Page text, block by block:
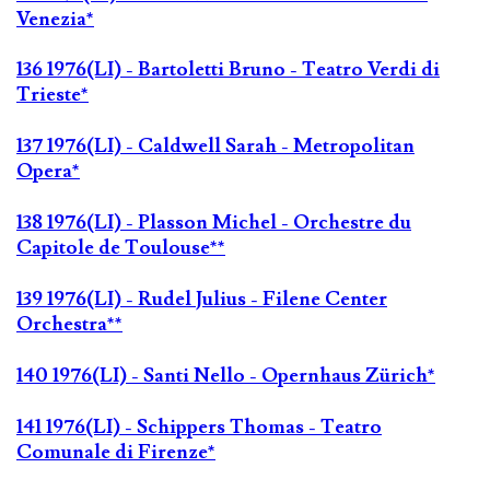
Venezia*
136 1976(LI) - Bartoletti Bruno - Teatro Verdi di
Trieste*
137 1976(LI) - Caldwell Sarah - Metropolitan
Opera*
138 1976(LI) - Plasson Michel - Orchestre du
Capitole de Toulouse**
139 1976(LI) - Rudel Julius - Filene Center
Orchestra**
140 1976(LI) - Santi Nello - Opernhaus Zürich*
141 1976(LI) - Schippers Thomas - Teatro
Comunale di Firenze*